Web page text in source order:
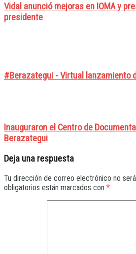
Vidal anunció mejoras en IOMA y
presidente
#Berazategui - Virtual lanzamiento
Inauguraron el Centro de
Berazategui
Deja una respuesta
Tu dirección de correo electrónico no
obligatorios están marcados con *